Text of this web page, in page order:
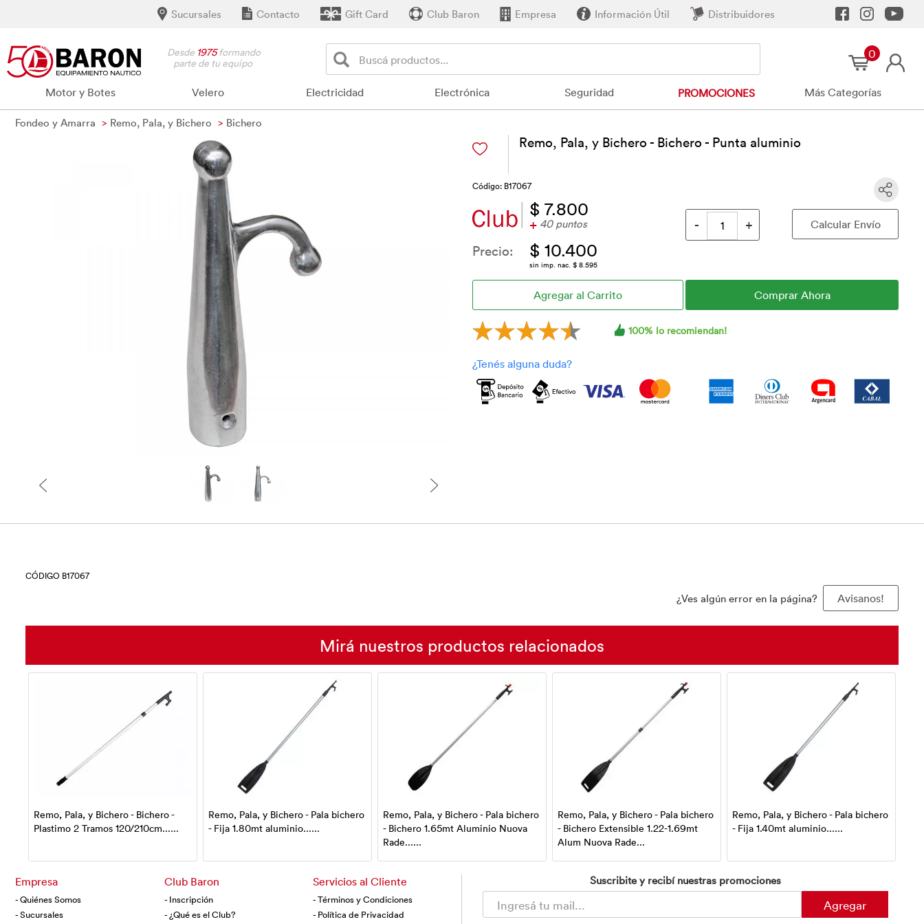
Distribuidores
Información Útil
Empresa
Club Baron
Gift Card
Contacto
Sucursales
Desde 1975formando
parte de tu equipo
0
Motor y Botes Velero Electricidad Electrónica Seguridad PROMOCIONES Más Categorías
Fondeo y Amarra Remo, Pala, y Bichero Bichero
Remo, Pala, y Bichero - Bichero - Punta aluminio
Código: B17067
$ 7.800
+ 40 puntos
Precio: $ 10.400
sin imp. nac. $ 8.595
100% lo recomiendan!
CÓDIGO B17067
¿Ves algún error en la página? Avisanos!
Mirá nuestros productos relacionados
Remo, Pala, y Bichero - Bichero -
Plastimo 2 Tramos 120/210cm......
Remo, Pala, y Bichero - Pala bichero
- Fija 1.80mt aluminio......
Remo, Pala, y Bichero - Pala bichero
- Bichero 1.65mt Aluminio Nuova
Rade......
Remo, Pala, y Bichero - Pala bichero
- Bichero Extensible 1.22-1.69mt
Alum Nuova Rade...
Remo, Pala, y Bichero - Pala bichero
- Fija 1.40mt aluminio......
Empresa
- Quiénes Somos
- Sucursales
Club Baron
- Inscripción
- ¿Qué es el Club?
Servicios al Cliente
- Términos y Condiciones
- Política de Privacidad
Suscribite y recibí nuestras promociones
Agregar